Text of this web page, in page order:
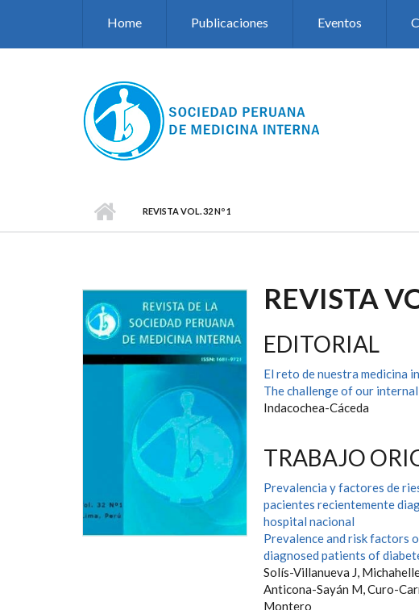
Home Publicaciones Eventos
REVISTA VOL. 32 Nº 1
REVISTA
EDITORIAL
El reto de nuestra medicina
The challenge of our
Indacochea-Cáceda
TRABAJO
Prevalencia y factores de
pacientes recientemente
hospital nacional
Prevalence and risk factors
diagnosed patients of
Solís-Villanueva J,
Anticona-Sayán M, Curo-
Montero